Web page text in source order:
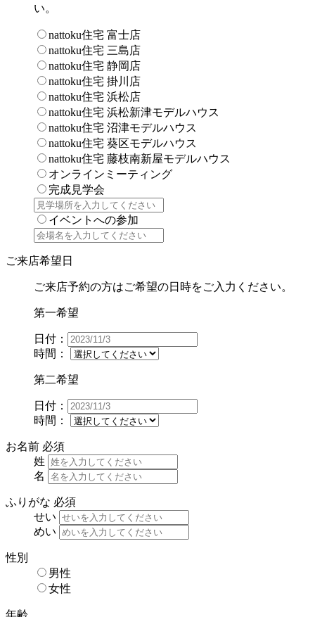
い。
nattoku住宅 富士店
nattoku住宅 三島店
nattoku住宅 静岡店
nattoku住宅 掛川店
nattoku住宅 浜松店
nattoku住宅 浜松新津モデルハウス
nattoku住宅 沼津モデルハウス
nattoku住宅 葵区モデルハウス
nattoku住宅 藤枝南新屋モデルハウス
オンラインミーティング
完成見学会
イベントへの参加
ご来店希望日
ご来店予約の方はご希望の日時をご入力ください。
第一希望
日付：
時間：
第二希望
日付：
時間：
お名前 必須
姓
名
ふりがな 必須
せい
めい
性別
男性
女性
年齢